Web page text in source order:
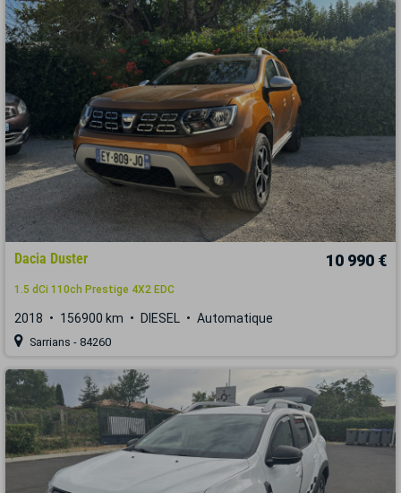
Dacia Duster 10 990 €
1.5 dCi 110ch Prestige 4X2 EDC
2018 156900 km DIESEL Automatique
Sarrians - 84260